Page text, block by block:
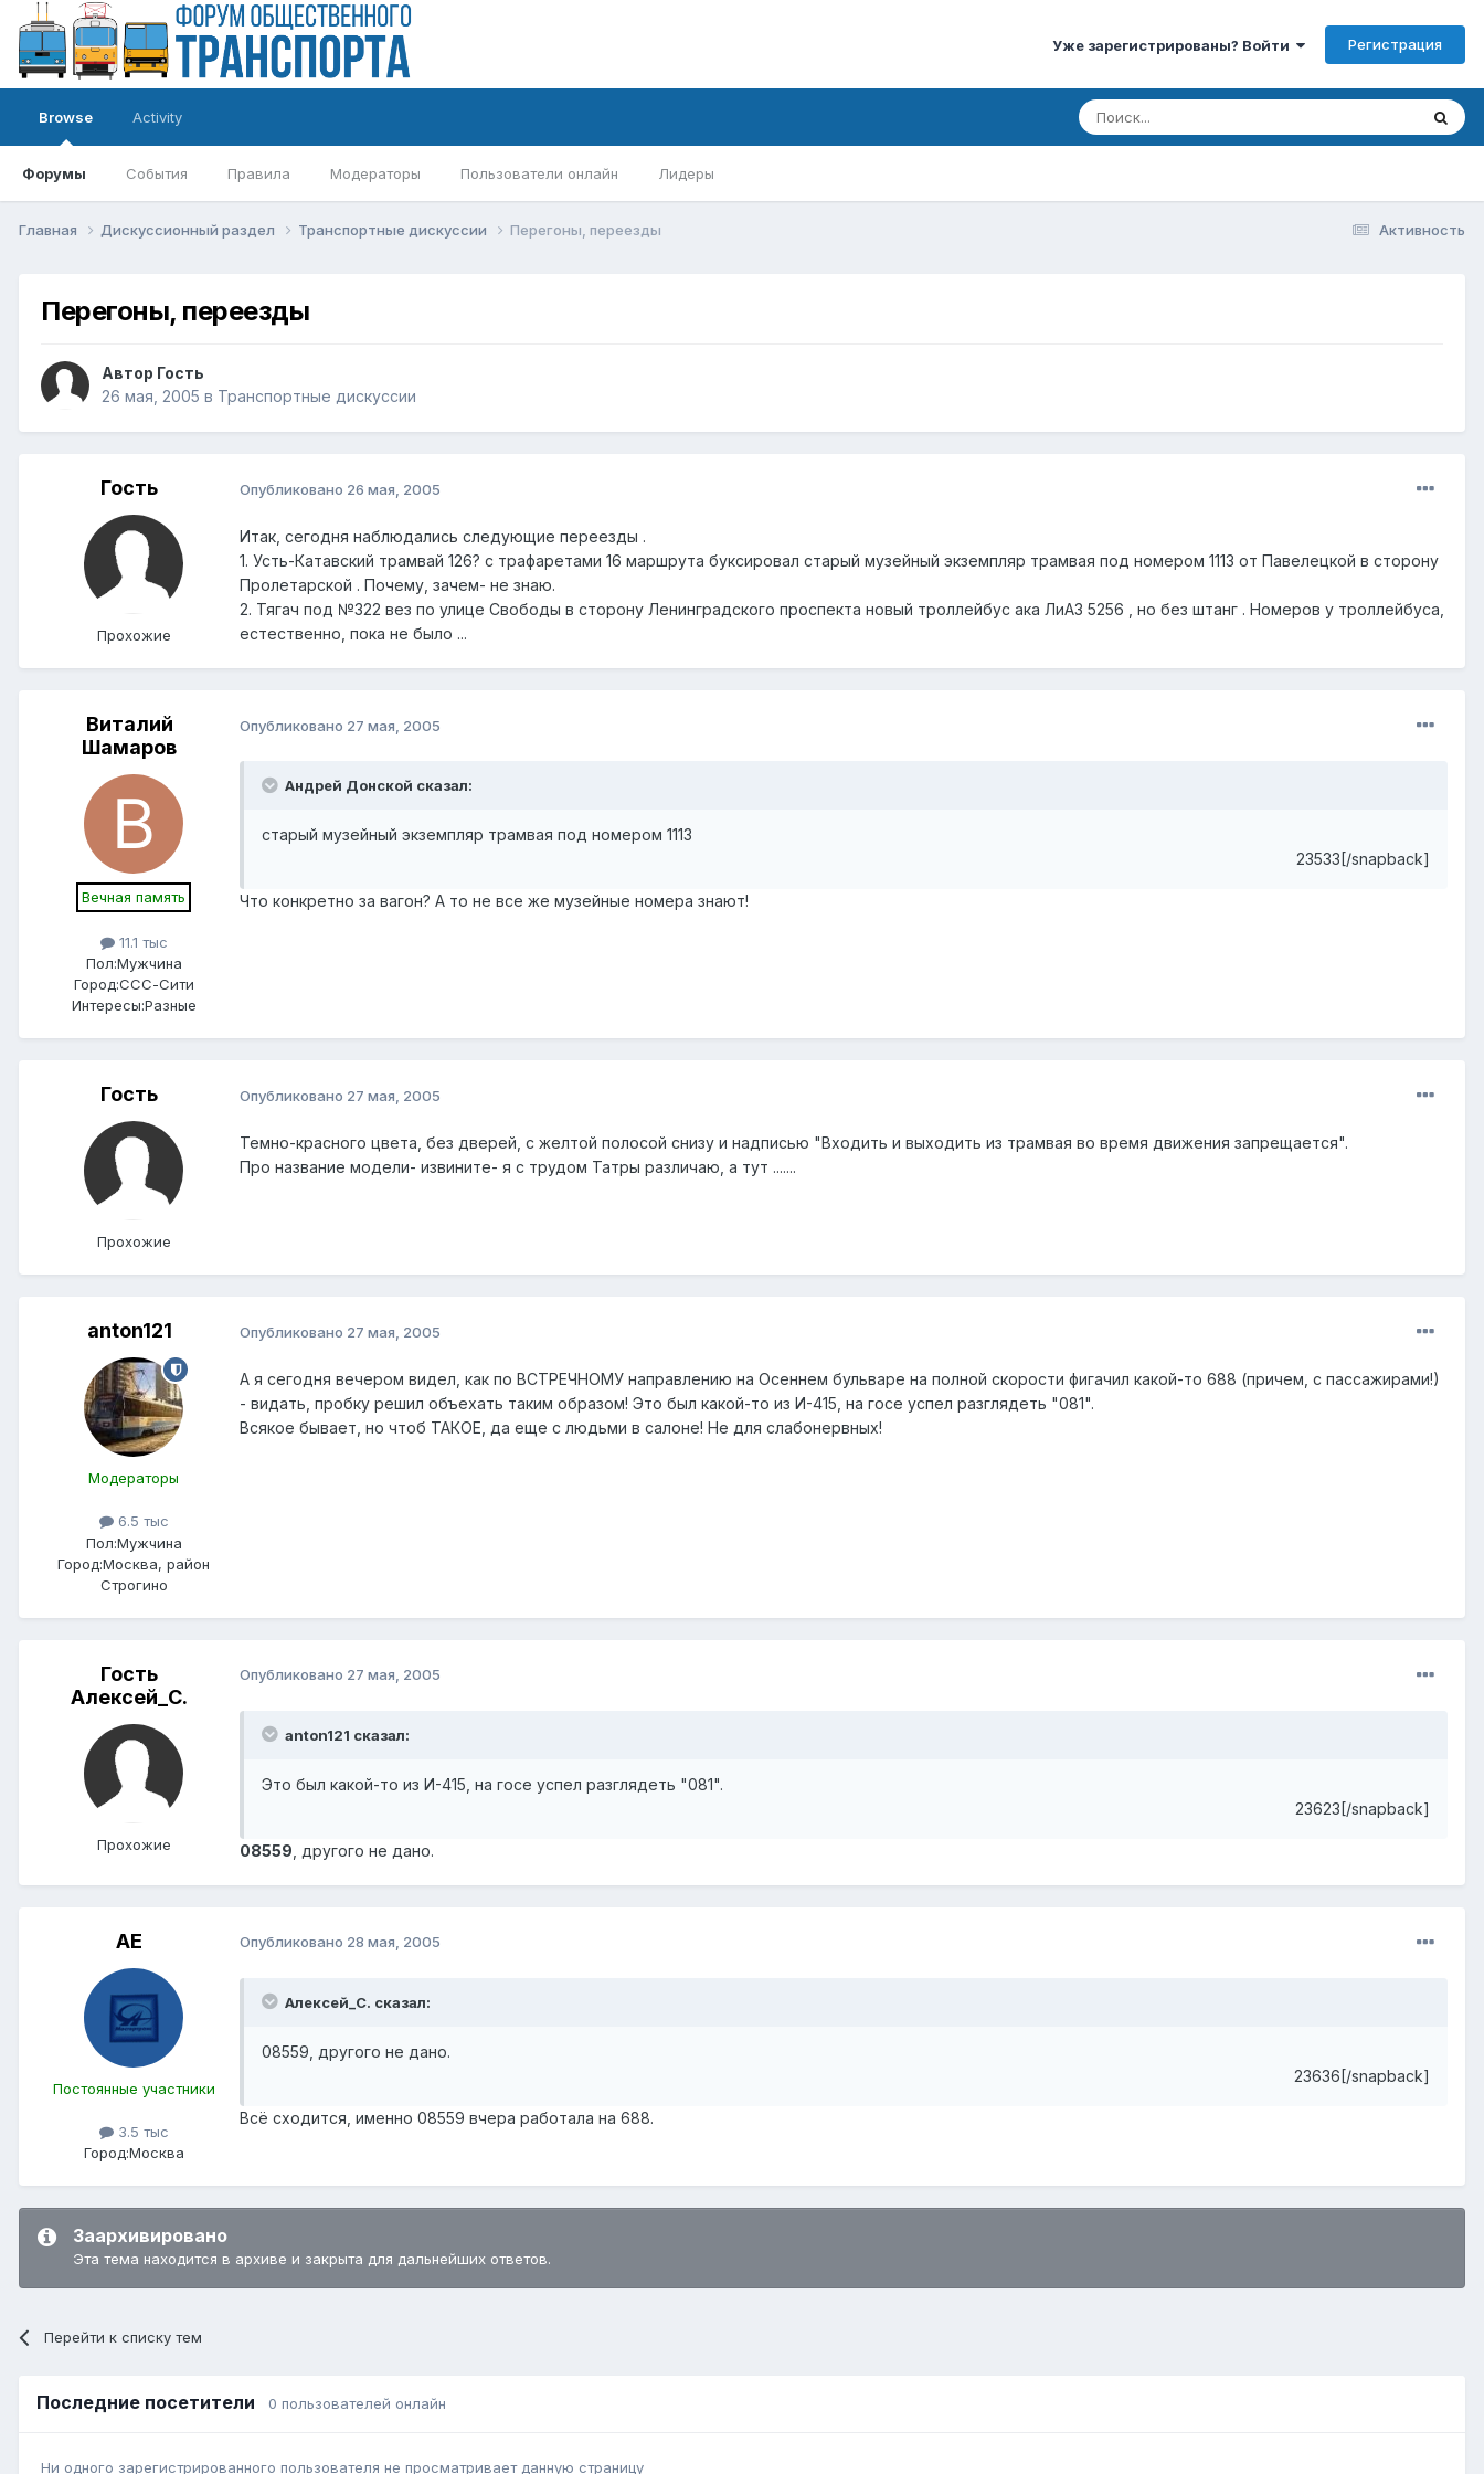
Уже зарегистрированы? Войти Регистрация
Browse
Форумы События Правила Модераторы Пользователи онлайн Лидеры
Activity
Активность
Главная Дискуссионный раздел Транспортные дискуссии Перегоны, переезды
Перегоны, переезды
Автор Гость
26 мая, 2005 в Транспортные дискуссии
Гость
Прохожие
Опубликовано 26 мая, 2005
Итак, сегодня наблюдались следующие переезды .
1. Усть-Катавский трамвай 126? с трафаретами 16 маршрута буксировал старый музейный экземпляр трамвая под номером 1113 от Павелецкой в сторону
Пролетарской . Почему, зачем- не знаю.
2. Тягач под №322 вез по улице Свободы в сторону Ленинградского проспекта новый троллейбус ака ЛиАЗ 5256 , но без штанг . Номеров у троллейбуса,
естественно, пока не было ...
Виталий
Шамаров
Вечная память
11.1 тыс
Пол:Мужчина
Город:ССС-Сити
Интересы:Разные
Опубликовано 27 мая, 2005
Андрей Донской сказал:
старый музейный экземпляр трамвая под номером 1113
23533[/snapback]
Что конкретно за вагон? А то не все же музейные номера знают!
Гость
Прохожие
Опубликовано 27 мая, 2005
Темно-красного цвета, без дверей, с желтой полосой снизу и надписью "Входить и выходить из трамвая во время движения запрещается".
Про название модели- извините- я с трудом Татры различаю, а тут .......
anton121
Модераторы
6.5 тыс
Пол:Мужчина
Город:Москва, район
Строгино
Опубликовано 27 мая, 2005
А я сегодня вечером видел, как по ВСТРЕЧНОМУ направлению на Осеннем бульваре на полной скорости фигачил какой-то 688 (причем, с пассажирами!)
- видать, пробку решил объехать таким образом! Это был какой-то из И-415, на госе успел разглядеть "081".
Всякое бывает, но чтоб ТАКОЕ, да еще с людьми в салоне! Не для слабонервных!
Гость
Алексей_С.
Прохожие
Опубликовано 27 мая, 2005
anton121 сказал:
Это был какой-то из И-415, на госе успел разглядеть "081".
23623[/snapback]
08559 , другого не дано.
АЕ
Постоянные участники
3.5 тыс
Город:Москва
Опубликовано 28 мая, 2005
Алексей_С. сказал:
08559, другого не дано.
23636[/snapback]
Всё сходится, именно 08559 вчера работала на 688.
Заархивировано
Эта тема находится в архиве и закрыта для дальнейших ответов.
Перейти к списку тем
Последние посетители 0 пользователей онлайн
Ни одного зарегистрированного пользователя не просматривает данную страницу